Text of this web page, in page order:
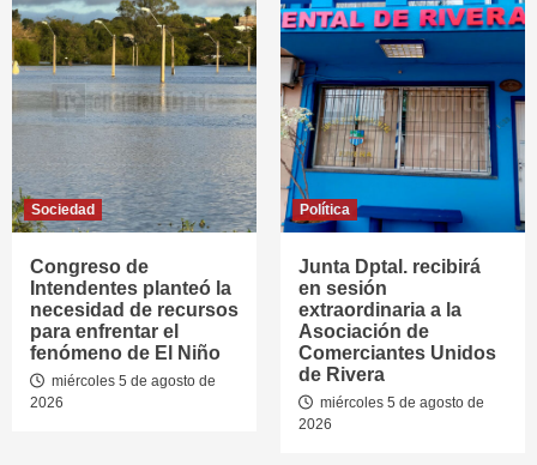
Sociedad
Congreso de
Intendentes planteó la
necesidad de recursos
para enfrentar el
fenómeno de El Niño
miércoles 5 de agosto de
2026
Política
Junta Dptal. recibirá
en sesión
extraordinaria a la
Asociación de
Comerciantes Unidos
de Rivera
miércoles 5 de agosto de
2026